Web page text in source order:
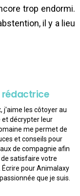
trop endormi.
il y a lieu
rédactrice
j'aime les côtoyer au
décrypter leur
me permet de
et conseils pour
de compagnie afin
satisfaire votre
pour Animalaxy
que je suis.